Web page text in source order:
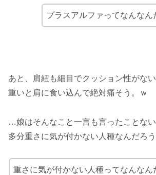
プラスアルファってなんなん
あと、肩紐も細目でクッション性がない
重いと肩に食い込んで絶対痛そう。ｗ
…娘はそんなこと一言も言ったことない
多分重さに気が付かない人種なんだろう
重さに気が付かない人種ってなんなん